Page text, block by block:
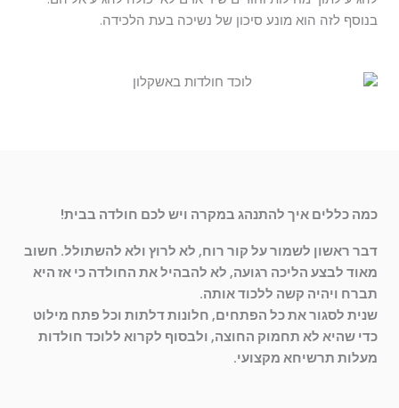
בנוסף לזה הוא מונע סיכון של נשיכה בעת הלכידה.
כמה כללים איך להתנהג במקרה ויש לכם חולדה בבית!
דבר ראשון לשמור על קור רוח, לא לרוץ ולא להשתולל. חשוב
מאוד לבצע הליכה רגועה, לא להבהיל את החולדה כי אז היא
תברח ויהיה קשה ללכוד אותה.
שנית לסגור את כל הפתחים, חלונות דלתות וכל פתח מילוט
כדי שהיא לא תחמוק החוצה, ולבסוף לקרוא ללוכד חולדות
מעלות תרשיחא מקצועי.